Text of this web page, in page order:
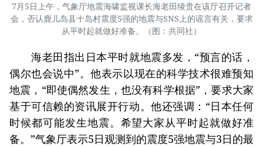
7月5日上午，气象厅地震海啸监视课长海老田绫贵在该厅召开记者
会，否认鹿儿岛县十岛村震度5强的地震与SNS上的谣言有关，要求
从平时起就做好准备。（图：共同社）
海老田指出日本平时就地震多发，“预言的话，
偶尔也会说中”。他表示以现在的科学技术很难预知
地震，“即使偶然发生，也没有科学根据”，要求大家
基于可信赖的资讯展开行动。他还强调：“日本任何
时候都可能发生地震。希望大家从平时起就做好准
备。”气象厅表示5日观测到的震度5强地震与3日的最